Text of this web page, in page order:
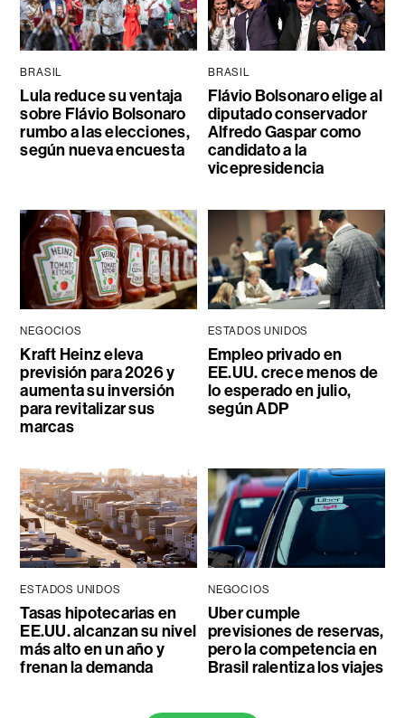
BRASIL
Lula reduce su ventaja
sobre Flávio Bolsonaro
rumbo a las elecciones,
según nueva encuesta
BRASIL
Flávio Bolsonaro elige al
diputado conservador
Alfredo Gaspar como
candidato a la
vicepresidencia
NEGOCIOS
Kraft Heinz eleva
previsión para 2026 y
aumenta su inversión
para revitalizar sus
marcas
ESTADOS UNIDOS
Empleo privado en
EE.UU. crece menos de
lo esperado en julio,
según ADP
ESTADOS UNIDOS
Tasas hipotecarias en
EE.UU. alcanzan su nivel
más alto en un año y
frenan la demanda
NEGOCIOS
Uber cumple
previsiones de reservas,
pero la competencia en
Brasil ralentiza los viajes